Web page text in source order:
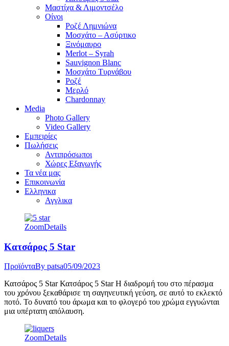
Μαστίχα & Λιμοντσέλο
Οίνοι
Ροζέ Λημνιώνα
Μοσχάτο – Ασύρτικο
Ξινόμαυρο
Merlot – Syrah
Sauvignon Blanc
Μοσχάτο Τυρνάβου
Ροζέ
Μερλό
Chardonnay
Media
Photo Gallery
Video Gallery
Εμπειρίες
Πωλήσεις
Αντιπρόσωποι
Χώρες Εξαγωγής
Τα νέα μας
Επικοινωνία
Ελληνικα
Αγγλικα
ZoomDetails
Κατσάρος 5 Star
ΠροϊόνταBy patsa05/09/2023
Κατσάρος 5 Star Κατσάρος 5 Star Η διαδρομή του στο πέρασμα
του χρόνου ξεκαθάρισε τη σαγηνευτική γεύση, σε αυτό το εκλεκτό
ποτό. Το δυνατό του άρωμα και το φλογερό του χρώμα εγγυώνται
μια υπέρτατη απόλαυση.
ZoomDetails